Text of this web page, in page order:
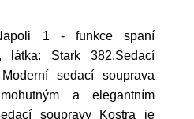
1 - funkce spaní
látka: Stark 382,Sedací
sedací souprava
a elegantním
soupravy Kostra je